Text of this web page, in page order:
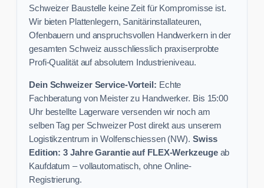
Schweizer Baustelle keine Zeit für Kompromisse ist.
Wir bieten Plattenlegern, Sanitärinstallateuren,
Ofenbauern und anspruchsvollen Handwerkern in der
gesamten Schweiz ausschliesslich praxiserprobte
Profi-Qualität auf absolutem Industrieniveau.
Dein Schweizer Service-Vorteil: Echte
Fachberatung von Meister zu Handwerker. Bis 15:00
Uhr bestellte Lagerware versenden wir noch am
selben Tag per Schweizer Post direkt aus unserem
Logistikzentrum in Wolfenschiessen (NW). Swiss
Edition: 3 Jahre Garantie auf FLEX-Werkzeugeab
Kaufdatum – vollautomatisch, ohne Online-
Registrierung.